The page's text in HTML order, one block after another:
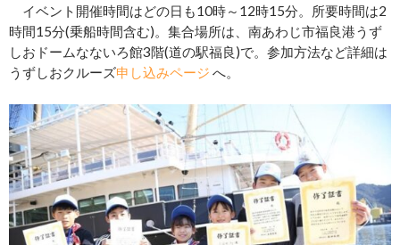
イベント開催時間はどの日も10時～12時15分。所要時間は2
時間15分(乗船時間含む)。集合場所は、南あわじ市福良港うず
しおドームなないろ館3階(道の駅福良)で。参加方法など詳細は
うずしおクルーズ申し込みページ へ。